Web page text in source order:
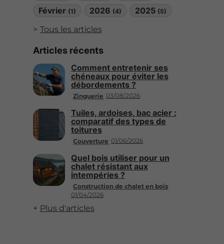
Février (1) 2026 (4) 2025 (5)
Tous les articles
Articles récents
Zinguerie 03/08/2026
Comment entretenir ses
chéneaux pour éviter les
débordements ?
Couverture 01/06/2026
Tuiles, ardoises, bac acier :
comparatif des types de
toitures
Construction de chalet en bois
01/04/2026
Quel bois utiliser pour un
chalet résistant aux
intempéries ?
Plus d'articles